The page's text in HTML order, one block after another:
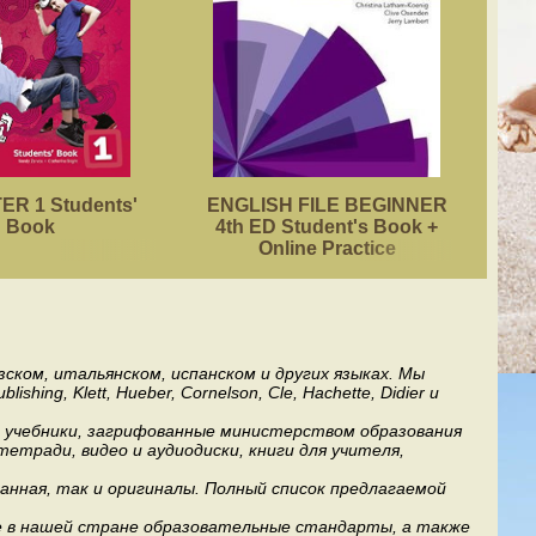
1 Students'
Book
ENGLISH FILE BEGINNER
4th ED Student's Book +
Online Practice
итальянском, испанском и других языках. Мы
Klett, Hueber, Cornelson, Cle, Hachette, Didier и
загрифованные министерством образования
видео и аудиодиски, книги для учителя,
так и оригиналы. Полный список предлагаемой
в нашей стране образовательные стандарты, а также